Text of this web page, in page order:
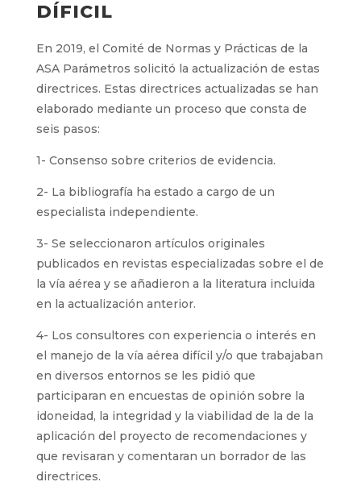
DÍFICIL
En 2019, el Comité de Normas y Prácticas de la
ASA Parámetros solicitó la actualización de estas
directrices. Estas directrices actualizadas se han
elaborado mediante un proceso que consta de
seis pasos:
1- Consenso sobre criterios de evidencia.
2- La bibliografía ha estado a cargo de un
especialista independiente.
3- Se seleccionaron artículos originales
publicados en revistas especializadas sobre el de
la vía aérea y se añadieron a la literatura incluida
en la actualización anterior.
4- Los consultores con experiencia o interés en
el manejo de la vía aérea difícil y/o que trabajaban
en diversos entornos se les pidió que
participaran en encuestas de opinión sobre la
idoneidad, la integridad y la viabilidad de la de la
aplicación del proyecto de recomendaciones y
que revisaran y comentaran un borrador de las
directrices.